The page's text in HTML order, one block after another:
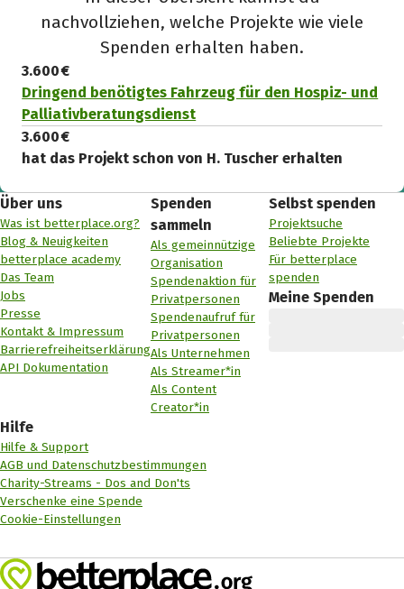
nachvollziehen, welche Projekte wie viele
Spenden erhalten haben.
3.600 €
Dringend benötigtes Fahrzeug für den Hospiz- und
Palliativberatungsdienst
3.600 €
hat das Projekt schon von H. Tuscher erhalten
Über uns
Was ist betterplace.org?
Blog & Neuigkeiten
betterplace academy
Das Team
Jobs
Presse
Kontakt & Impressum
Barrierefreiheitserklärung
API Dokumentation
Spenden
sammeln
Als gemeinnützige
Organisation
Spendenaktion für
Privatpersonen
Spendenaufruf für
Privatpersonen
Als Unternehmen
Als Streamer*in
Als Content
Creator*in
Selbst spenden
Projektsuche
Beliebte Projekte
Für betterplace
spenden
Meine Spenden
Hilfe
Hilfe & Support
AGB und Datenschutzbestimmungen
Charity-Streams - Dos and Don'ts
Verschenke eine Spende
Cookie-Einstellungen